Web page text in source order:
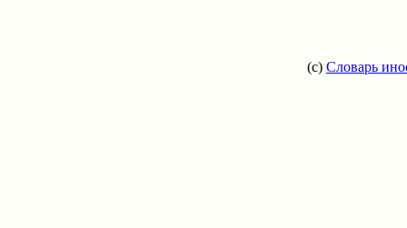
(c) Словарь